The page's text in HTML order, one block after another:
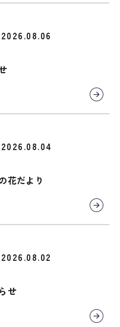
2026.08.06
2026.08.04
花だより
2026.08.02
せ